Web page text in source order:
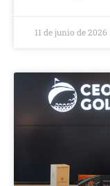
11 de junio de 2026